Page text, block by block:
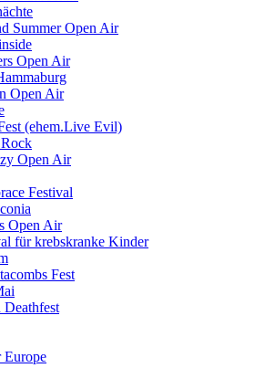
Summer Open Air
Open Air
Open Air
(ehem.Live Evil)
Open Air
Festival
Open Air
für krebskranke Kinder
Fest
Deathfest
Europe